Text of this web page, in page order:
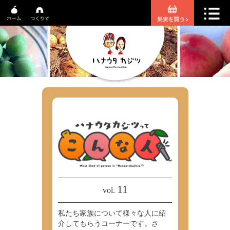
vol. 11
私たち家族について様々な人に紹
介してもらうコーナーです。さ